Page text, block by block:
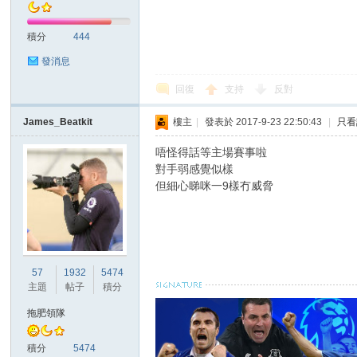
積分 444
發消息
回復 支持 反對
James_Beatkit
57
主題
1932
帖子
5474
積分
拖肥領隊
積分 5474
樓主 發表於 2017-9-23 22:50:43 只
唔怪得話等主場賽事啦
對手弱感覺似樣
但細心睇咪一9樣冇威脅